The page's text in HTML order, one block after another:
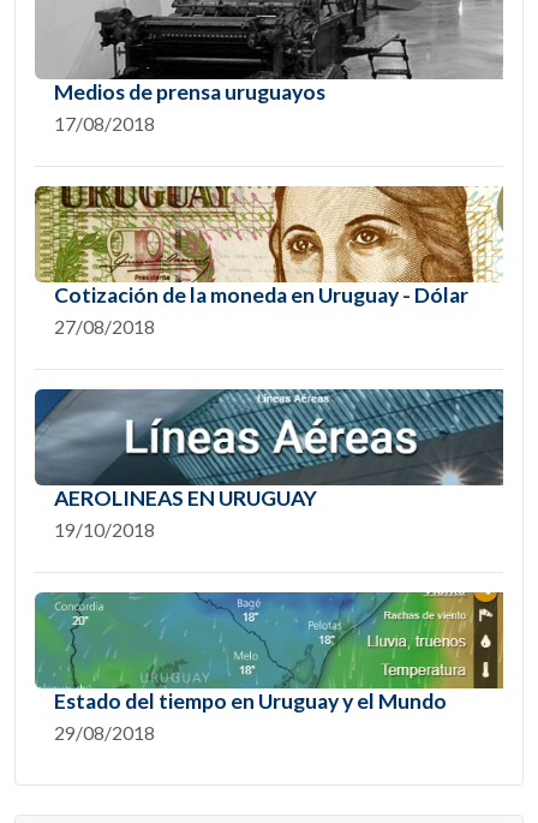
Medios de prensa uruguayos
17/08/2018
Cotización de la moneda en Uruguay - Dólar
27/08/2018
AEROLINEAS EN URUGUAY
19/10/2018
Estado del tiempo en Uruguay y el Mundo
29/08/2018